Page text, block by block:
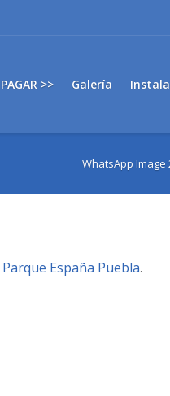
PAGAR >> Galería
WhatsApp Image
Parque España Puebla.